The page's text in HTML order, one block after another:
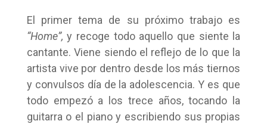
El primer tema de su próximo trabajo es
“Home”, y recoge todo aquello que siente la
cantante. Viene siendo el reflejo de lo que la
artista vive por dentro desde los más tiernos
y convulsos día de la adolescencia. Y es que
todo empezó a los trece años, tocando la
guitarra o el piano y escribiendo sus propias